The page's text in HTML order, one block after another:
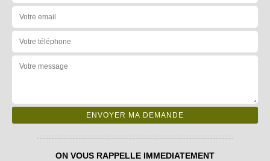
ON VOUS RAPPELLE IMMEDIATEMENT